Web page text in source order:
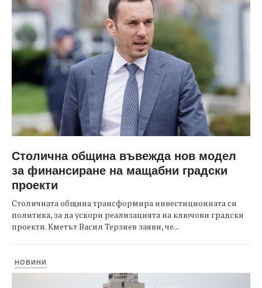
Столична община въвежда нов модел
за финансиране на мащабни градски
проекти
Столичната община трансформира инвестиционната си
политика, за да ускори реализацията на ключови градски
проекти. Кметът Васил Терзиев заяви, че...
НОВИНИ